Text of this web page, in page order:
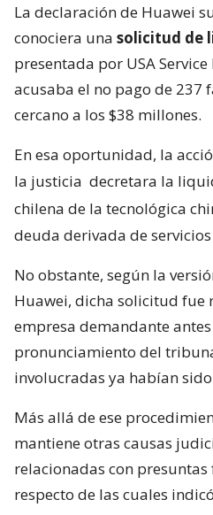
La declaración de Huawei
conociera una solicitud de
presentada por USA
acusaba el no pago de 237
cercano a los $38 millones.
En esa oportunidad, la
la justicia decretara la
chilena de la tecnológica
deuda derivada de
No obstante, según la
Huawei, dicha solicitud
empresa demandante
pronunciamiento del
involucradas ya habían
Más allá de ese
mantiene otras causas
relacionadas con
respecto de las cuales